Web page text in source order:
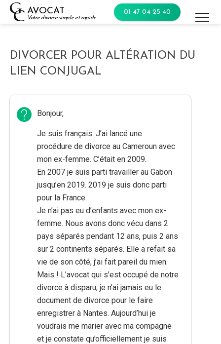
Skip
AVOCAT
Votre divorce simple et rapide
01 47 04 25 40
DIVORCER POUR ALTÉRATION DU
LIEN CONJUGAL
Bonjour,
Je suis français. J’ai lancé une
procédure de divorce au Cameroun avec
mon ex-femme. C’était en 2009.
En 2007 je suis parti travailler au Gabon
jusqu’en 2019. 2019 je suis donc parti
pour la France.
Je n’ai pas eu d’enfants avec mon ex-
femme. Nous avons donc vécu dans 2
pays séparés pendant 12 ans, puis 2 ans
sur 2 continents séparés. Elle a refait sa
vie de son côté, j’ai fait pareil du mien.
Mais ! L’avocat qui s’est occupé de notre
divorce à disparu, je n’ai jamais eu le
document de divorce pour le faire
enregistrer à Nantes. Aujourd’hui je
voudrais me marier avec ma compagne
et je constate qu’officiellement je suis